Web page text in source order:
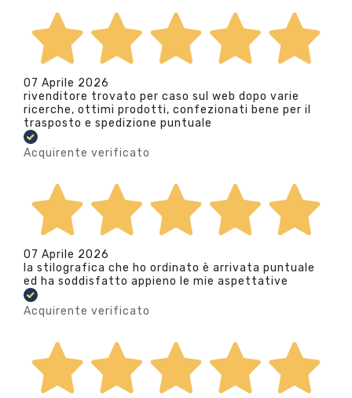
07 Aprile 2026
rivenditore trovato per caso sul web dopo varie
ricerche, ottimi prodotti, confezionati bene per il
trasposto e spedizione puntuale
Acquirente verificato
07 Aprile 2026
la stilografica che ho ordinato è arrivata puntuale
ed ha soddisfatto appieno le mie aspettative
Acquirente verificato